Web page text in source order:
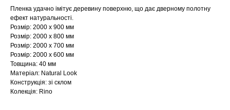
Пленка удачно імітує деревину поверхню, що дає дверному полотну
ефект натуральності.
Розмір: 2000 х 900 мм
Розмір: 2000 х 800 мм
Розмір: 2000 х 700 мм
Розмір: 2000 х 600 мм
Товщина: 40 мм
Матеріал: Natural Look
Конструкція: зі склом
Колекція: Rino